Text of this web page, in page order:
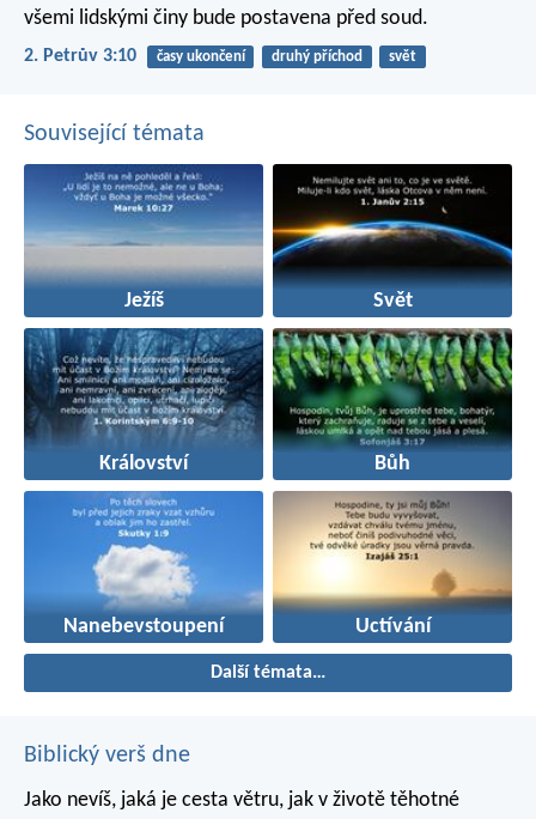
všemi lidskými činy bude postavena před soud.
2. Petrův 3:10 časy ukončení druhý příchod svět
Související témata
Ježíš Svět
Království Bůh
Nanebevstoupení Uctívání
Další témata…
Biblický verš dne
Jako nevíš, jaká je cesta větru, jak v životě těhotné